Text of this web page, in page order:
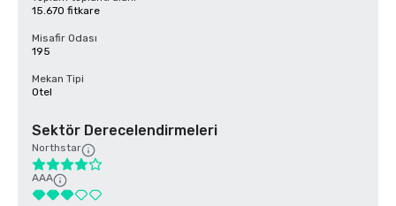
15.670 fitkare
Misafir Odası
195
Mekan Tipi
Otel
Sektör Derecelendirmeleri
Northstar
AAA